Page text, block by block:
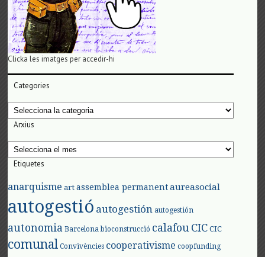
Clicka les imatges per accedir-hi
Categories
Categories
Arxius
Arxius
Etiquetes
anarquisme art assemblea permanent aureasocial
autogestió autogestión autogestión
autonomia Barcelona bioconstrucció calafouCIC CIC
comunal Convivències cooperativisme coopfunding